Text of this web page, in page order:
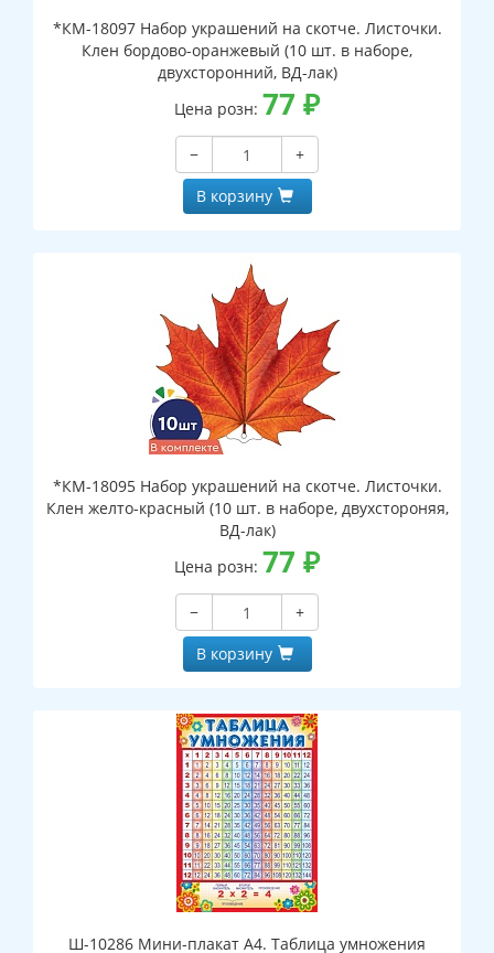
*КМ-18097 Набор украшений на скотче. Листочки.
Клен бордово-оранжевый (10 шт. в наборе,
двухсторонний, ВД-лак)
Цена розн: 77 ₽
−
+
В корзину
*КМ-18095 Набор украшений на скотче. Листочки.
Клен желто-красный (10 шт. в наборе, двухстороняя,
ВД-лак)
Цена розн: 77 ₽
−
+
В корзину
Ш-10286 Мини-плакат А4. Таблица умножения